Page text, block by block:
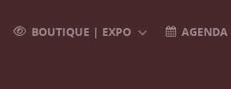
BOUTIQUE | EXPO AGENDA